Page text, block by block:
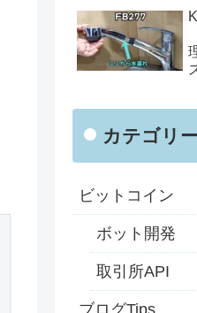
カテゴリー
ビットコイン
ボット開発
取引所API